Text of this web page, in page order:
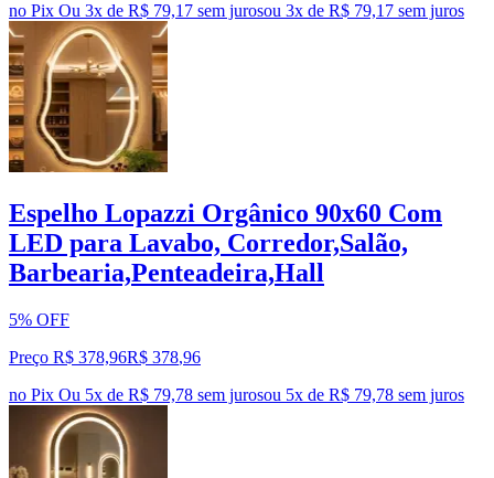
no Pix Ou 3x de R$ 79,17 sem jurosou 3x de R$ 79,17 sem juros
Espelho Lopazzi Orgânico 90x60 Com
LED para Lavabo, Corredor,Salão,
Barbearia,Penteadeira,Hall
5% OFF
Preço R$ 378,96R$ 378,96
no Pix Ou 5x de R$ 79,78 sem jurosou 5x de R$ 79,78 sem juros